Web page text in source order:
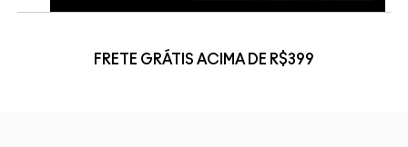
FRETE GRÁTIS ACIMA DE R$399